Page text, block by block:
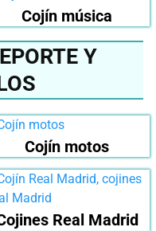
Cojín música
Y
Cojín motos
Real Madrid